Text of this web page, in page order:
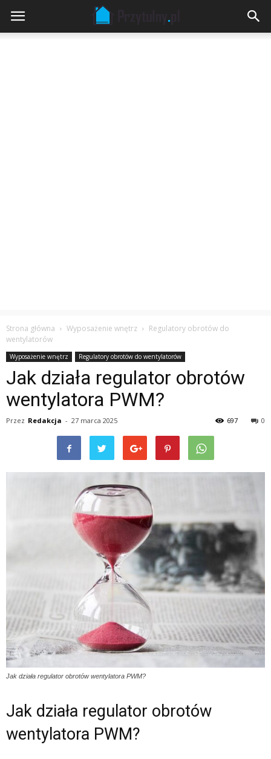
Strona główna Wyposażenie wnętrz
Regulatory obrotów do
wentylatorów
Wyposażenie wnętrz Regulatory obrotów do wentylatorów
Jak działa regulator obrotów
wentylatora PWM?
Przez Redakcja - 27 marca 2025 0
697
Jak działa regulator obrotów wentylatora PWM?
Jak działa regulator obrotów
wentylatora PWM?